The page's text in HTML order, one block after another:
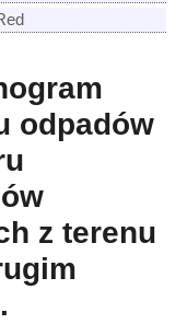
odpadów
z terenu